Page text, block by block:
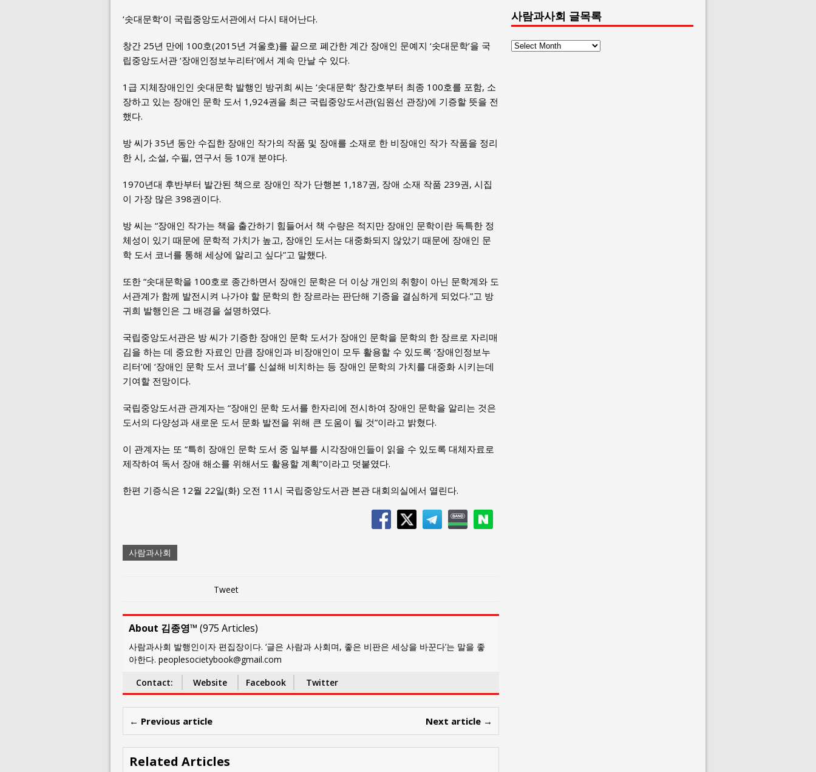
‘솟대문학’이 국립중앙도서관에서 다시 태어난다.
창간 25년 만에 100호(2015년 겨울호)를 끝으로 폐간한 계간 장애인 문예지 ‘솟대문학’을 국
립중앙도서관 ‘장애인정보누리터’에서 계속 만날 수 있다.
1급 지체장애인인 솟대문학 발행인 방귀희 씨는 ‘솟대문학’ 창간호부터 최종 100호를 포함, 소
장하고 있는 장애인 문학 도서 1,924권을 최근 국립중앙도서관(임원선 관장)에 기증할 뜻을 전
했다.
방 씨가 35년 동안 수집한 장애인 작가의 작품 및 장애를 소재로 한 비장애인 작가 작품을 정리
한 시, 소설, 수필, 연구서 등 10개 분야다.
1970년대 후반부터 발간된 책으로 장애인 작가 단행본 1,187권, 장애 소재 작품 239권, 시집
이 가장 많은 398권이다.
방 씨는 “장애인 작가는 책을 출간하기 힘들어서 책 수량은 적지만 장애인 문학이란 독특한 정
체성이 있기 때문에 문학적 가치가 높고, 장애인 도서는 대중화되지 않았기 때문에 장애인 문
학 도서 코너를 통해 세상에 알리고 싶다”고 말했다.
또한 “솟대문학을 100호로 종간하면서 장애인 문학은 더 이상 개인의 취향이 아닌 문학계와 도
서관계가 함께 발전시켜 나가야 할 문학의 한 장르라는 판단해 기증을 결심하게 되었다.”고 방
귀희 발행인은 그 배경을 설명하였다.
국립중앙도서관은 방 씨가 기증한 장애인 문학 도서가 장애인 문학을 문학의 한 장르로 자리매
김을 하는 데 중요한 자료인 만큼 장애인과 비장애인이 모두 활용할 수 있도록 ‘장애인정보누
리터’에 ‘장애인 문학 도서 코너’를 신설해 비치하는 등 장애인 문학의 가치를 대중화 시키는데
기여할 전망이다.
국립중앙도서관 관계자는 “장애인 문학 도서를 한자리에 전시하여 장애인 문학을 알리는 것은
도서의 다양성과 새로운 도서 문화 발전을 위해 큰 도움이 될 것”이라고 밝혔다.
이 관계자는 또 “특히 장애인 문학 도서 중 일부를 시각장애인들이 읽을 수 있도록 대체자료로
제작하여 독서 장애 해소를 위해서도 활용할 계획”이라고 덧붙였다.
한편 기증식은 12월 22일(화) 오전 11시 국립중앙도서관 본관 대회의실에서 열린다.
사람과사회
Tweet
About 김종영™ (975 Articles)
사람과사회 발행인이자 편집장이다. ‘글은 사람과 사회며, 좋은 비판은 세상을 바꾼다’는 말을 좋
아한다. peoplesocietybook@gmail.com
Contact:
Website Facebook Twitter
← Previous article Next article →
Related Articles
사람과사회 글목록
사